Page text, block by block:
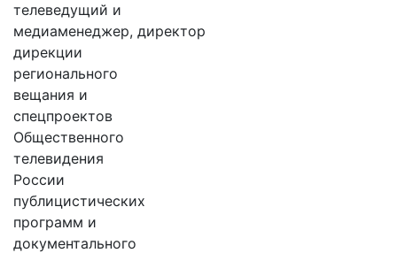
телеведущий и
медиаменеджер, директор
дирекции
регионального
вещания и
спецпроектов
Общественного
телевидения
России
публицистических
программ и
документального